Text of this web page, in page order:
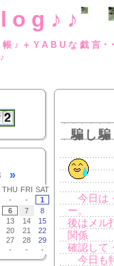
日記帳♪
»
THU FRI SAT
- -
1
6 7
8
13 14
15
20 21
22
27 28
29
- - -
騙し
今日は
ー。
後はメル
関係
確認して
今日も